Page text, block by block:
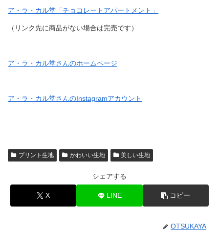
ア・ラ・カル堂「チョコレートアパートメント」
（リンク先に商品がない場合は完売です）
ア・ラ・カル堂さんのホームページ
ア・ラ・カル堂さんのInstagramアカウント
プリント生地 かわいい生地 美しい生地
シェアする
X LINE コピー
OTSUKAYA